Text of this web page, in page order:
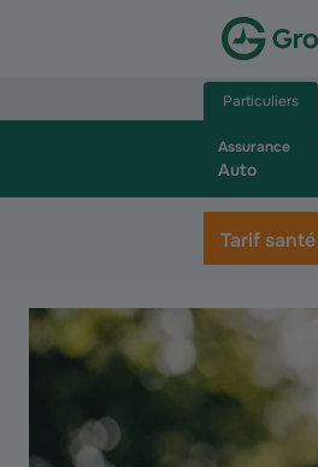
Particuliers
Assurance
Auto
Tarif santé